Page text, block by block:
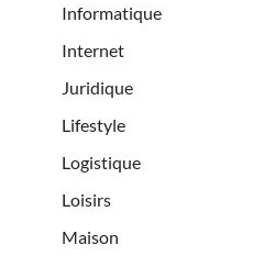
Informatique
Internet
Juridique
Lifestyle
Logistique
Loisirs
Maison